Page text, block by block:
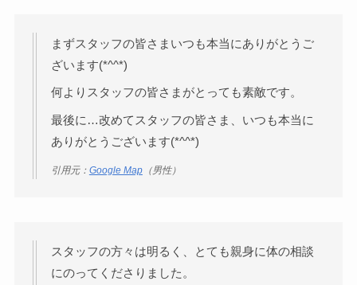
まずスタッフの皆さまいつも本当にありがとうご
ざいます(*^^*)
何よりスタッフの皆さまがとっても素敵です。
最後に…改めてスタッフの皆さま、いつも本当に
ありがとうございます(*^^*)
引用元： Google Map（男性）
スタッフの方々は明るく、とても親身に体の相談
にのってくださりました。